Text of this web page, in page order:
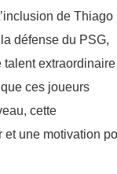
de Thiago
défense du PSG,
extraordinaire
ces joueurs
cette
et une motivation